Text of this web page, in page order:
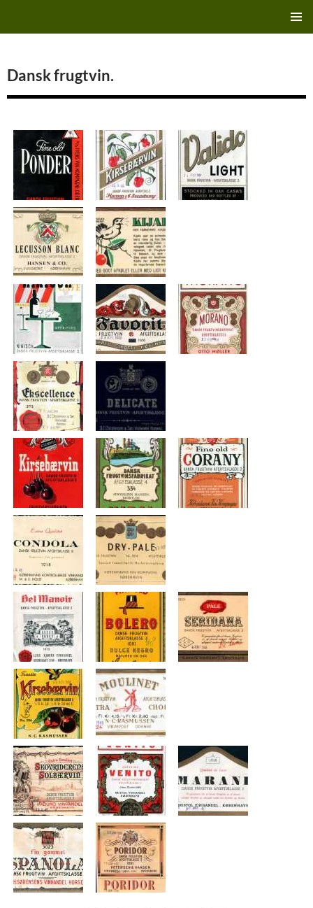
Dansk frugtvin.